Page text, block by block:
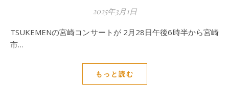
2025年3月1日
TSUKEMENの宮崎コンサートが 2月28日午後6時半から宮崎
市…
もっと読む